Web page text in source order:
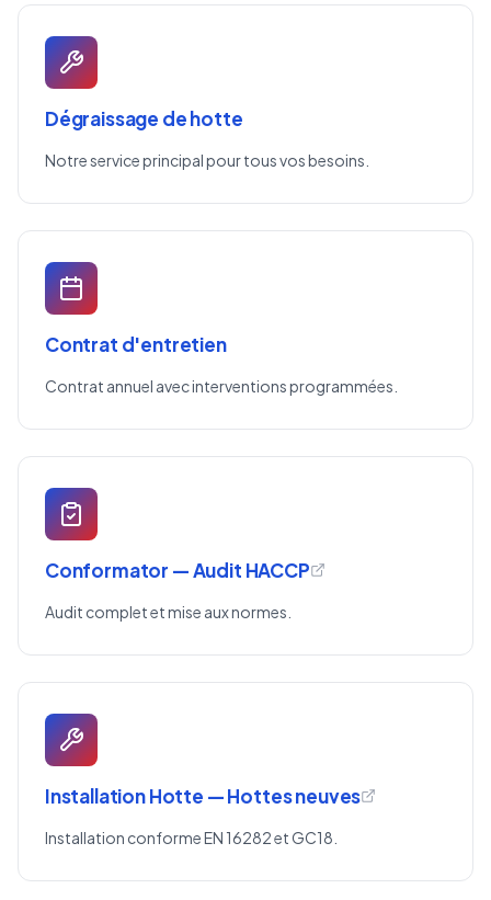
Dégraissage de hotte
Notre service principal pour tous vos besoins.
Contrat d'entretien
Contrat annuel avec interventions programmées.
Conformator — Audit HACCP
Audit complet et mise aux normes.
Installation Hotte — Hottes neuves
Installation conforme EN 16282 et GC18.